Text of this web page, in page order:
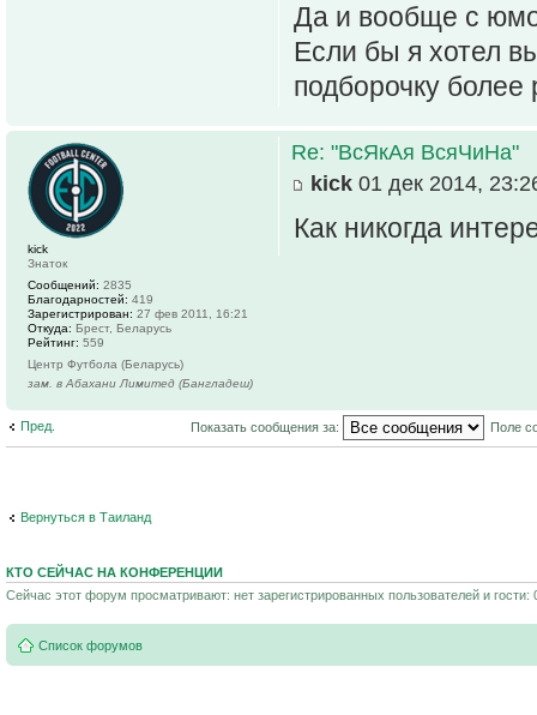
Да и вообще с
Если бы я хотел
подборочку
Re: "ВсЯкАя ВсяЧиНа"
kick 01 дек 2014,
Как никогда
kick
Знаток
Сообщений: 2835
Благодарностей: 419
Зарегистрирован: 27 фев 2011, 16:21
Откуда: Брест, Беларусь
Рейтинг: 559
Центр Футбола (Беларусь)
зам. в Абахани Лимитед (Бангладеш)
Пред. Показать сообщения за: Поле
Вернуться в Таиланд
КТО СЕЙЧАС НА КОНФЕРЕНЦИИ
Сейчас этот форум просматривают: нет зарегистрированных пользователей и гости:
Список форумов